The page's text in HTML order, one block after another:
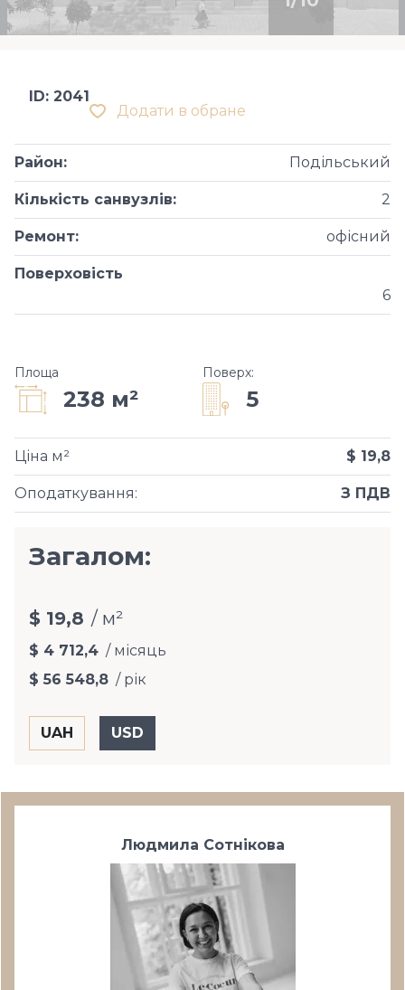
Додати в обране
ID: 2041
Район: Подільський
Кількість санвузлів: 2
Ремонт: офісний
Поверховість
6
Площа
238 м²
Поверх:
5
Оподаткування: З ПДВ
Ціна м² $ 19,8
Загалом:
$ 19,8 / м²
$ 4 712,4 / місяць
$ 56 548,8 / рік
Людмила Сотнікова